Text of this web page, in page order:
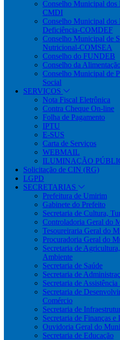
Conselho Municipal dos
CMDI
Conselho Municipal dos
Deficiência-COMDEF
Conselho Municipal de
Nutricional-COMSEA
Conselho do FUNDEB
Conselho da
Conselho Municipal de
Social
SERVIÇOS
Nota Fiscal Eletrônica
Contra Cheque On-line
Folha de Pagamento
IPTU
E-SUS
Carta de Serviços
WEBMAIL
ILUMINAÇÃO
Solicitação de CIN (RG)
LGPD
SECRETARIAS
Prefeitura de Umirim
Gabinete do Prefeito
Secretaria de Cultura,
Controladoria Geral do
Tesoureiraria Geral do
Procuradoria Geral do
Secretaria de
Ambiente
Secretaria de Saúde
Secretaria de
Secretaria de Assistência
Secretaria de
Comércio
Secretaria de
Secretaria de Finanças e
Ouvidoria Geral do
Secretaria de Educação